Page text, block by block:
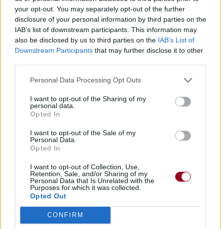
your opt-out. You may separately opt-out of the further
disclosure of your personal information by third parties on the
IAB’s list of downstream participants. This information may
also be disclosed by us to third parties on the IAB’s List of
Downstream Participants that may further disclose it to other
Personal Data Processing Opt Outs
I want to opt-out of the Sharing of my
personal data.
Opted In
I want to opt-out of the Sale of my
Personal Data.
Opted In
I want to opt-out of Collection, Use,
Retention, Sale, and/or Sharing of my
Personal Data that Is Unrelated with the
Purposes for which it was collected.
Opted Out
CONFIRM
Pour prolonger le plaisir musical :
Vous aimez chanter, apprenez la guitare chez
Télécharger légalement les MP3 sur
Télécharger légalement les MP3 ou trouver le CD sur
Trouver des vinyles et des CD sur
meilleur prix sur
Paroles + Traduction Téléchargement
Vidéos
Commentaires
Voir la vidéo de «There's A Winner
In You»